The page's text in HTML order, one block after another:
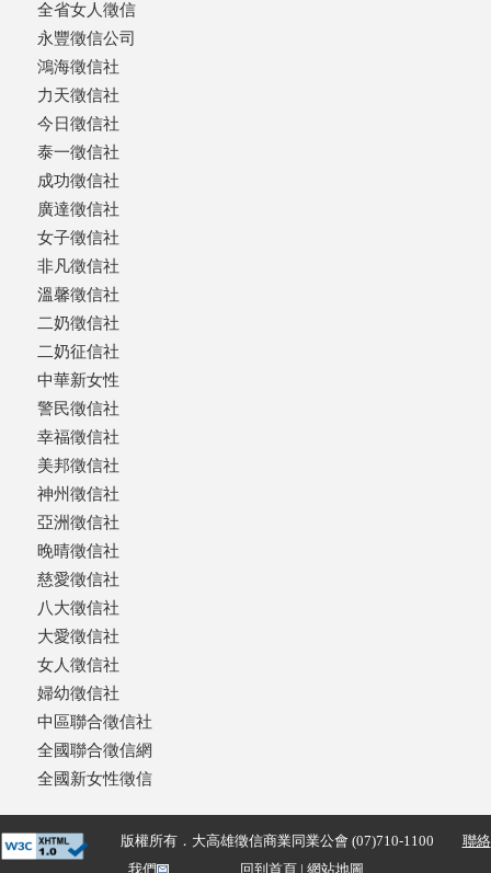
全省女人徵信
永豐徵信公司
鴻海徵信社
力天徵信社
今日徵信社
泰一徵信社
成功徵信社
廣達徵信社
女子徵信社
非凡徵信社
溫馨徵信社
二奶徵信社
二奶征信社
中華新女性
警民徵信社
幸福徵信社
美邦徵信社
神州徵信社
亞洲徵信社
晚晴徵信社
慈愛徵信社
八大徵信社
大愛徵信社
女人徵信社
婦幼徵信社
中區聯合徵信社
全國聯合徵信網
全國新女性徵信
版權所有．大高雄徵信商業同業公會 (07)710-1100 聯絡
我們
回到首頁| 網站地圖